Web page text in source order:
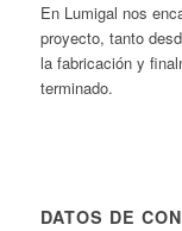
En Lumigal nos
proyecto, tanto
la fabricación y
terminado.
DATOS DE